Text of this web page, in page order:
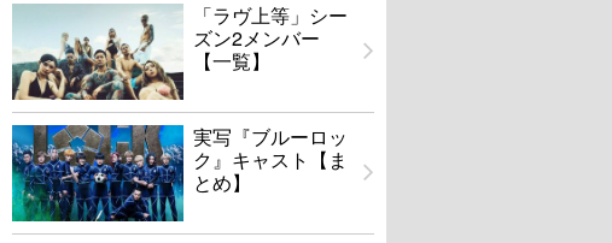
「ラヴ上等」シー
ズン2メンバー
【一覧】
実写『ブルーロッ
ク』キャスト【ま
とめ】